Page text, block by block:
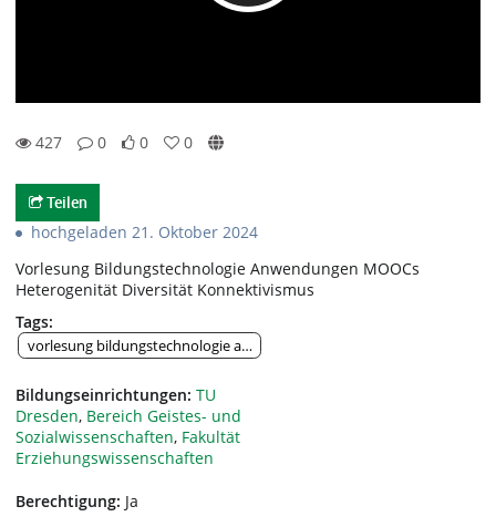
427
0
0
0
Teilen
hochgeladen 21. Oktober 2024
Vorlesung Bildungstechnologie Anwendungen MOOCs
Heterogenität Diversität Konnektivismus
Tags:
vorlesung bildungstechnologie anwendungen moocs heterogenität
Bildungseinrichtungen: TU
Dresden, Bereich Geistes- und
Sozialwissenschaften, Fakultät
Erziehungswissenschaften
Berechtigung: Ja